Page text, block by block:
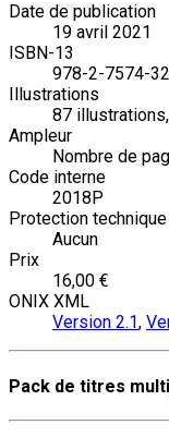
Date de publication
19 avril 2021
ISBN-13
978-2-7574-
Illustrations
87
Ampleur
Nombre de
Code interne
2018P
Protection
Aucun
Prix
16,00 €
ONIX XML
Version 2.1,
Pack de titres